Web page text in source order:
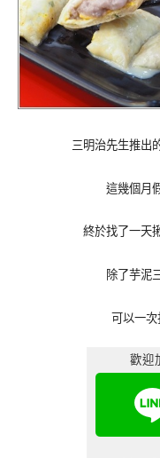
三明治先生推出
這幾個月
終於找了一天
除了芋泥
可以一
歡迎